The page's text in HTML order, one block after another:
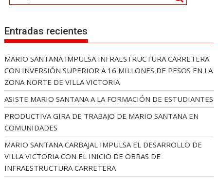
Entradas recientes
MARIO SANTANA IMPULSA INFRAESTRUCTURA CARRETERA
CON INVERSIÓN SUPERIOR A 16 MILLONES DE PESOS EN LA
ZONA NORTE DE VILLA VICTORIA
ASISTE MARIO SANTANA A LA FORMACIÓN DE ESTUDIANTES
PRODUCTIVA GIRA DE TRABAJO DE MARIO SANTANA EN
COMUNIDADES
MARIO SANTANA CARBAJAL IMPULSA EL DESARROLLO DE
VILLA VICTORIA CON EL INICIO DE OBRAS DE
INFRAESTRUCTURA CARRETERA